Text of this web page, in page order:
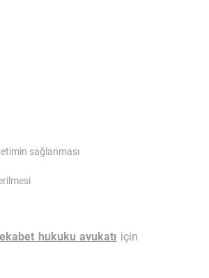
sağlanması
hukuku avukatı için